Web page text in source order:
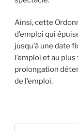
Ainsi, cette
d’emploi qui
jusqu’à une date
l’emploi et au
prolongation
de l’emploi.